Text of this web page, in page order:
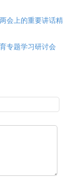
会上的重要讲话精
专题学习研讨会